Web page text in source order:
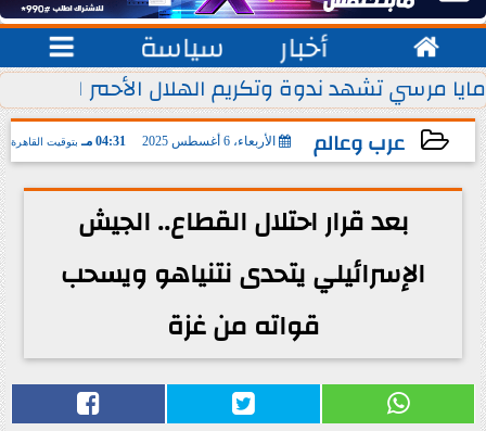
 أخبار سياسة 
يوليو من كل عام
مايا مرسي تشهد ندوة وتكريم الهلال الأحمر
عرب وعالم الأربعاء، 6 أغسطس 2025 04:31 مـ بتوقيت القاهرة
2025-08-06 16:31:21
بعد قرار احتلال القطاع.. الجيش
الإسرائيلي يتحدى نتنياهو ويسحب
قواته من غزة